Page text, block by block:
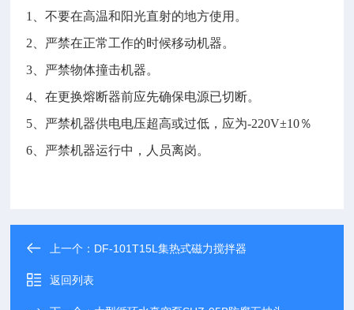
1、不要在高温和阳光直射的地方使用。
2、严禁在正常工作的时候移动机器。
3、严禁物体撞击机器。
4、在更换熔断器前应先确保电源已切断。
5、严禁机器供电电压超高或过低，应为-220V±10％
6、严禁机器运行中，人员离岗。
上一个： DF-101T15L集热式磁力搅拌器
返回列表